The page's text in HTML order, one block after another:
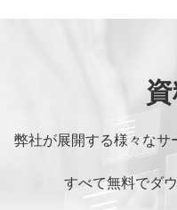
弊社が展開する様々なサ
すべて無料でダ